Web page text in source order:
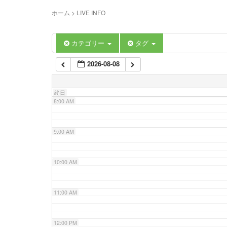
ホーム > LIVE INFO
カテゴリー タグ
2026-08-08
終日
5:00 AM
6:00 AM
7:00 AM
8:00 AM
9:00 AM
10:00 AM
11:00 AM
12:00 PM